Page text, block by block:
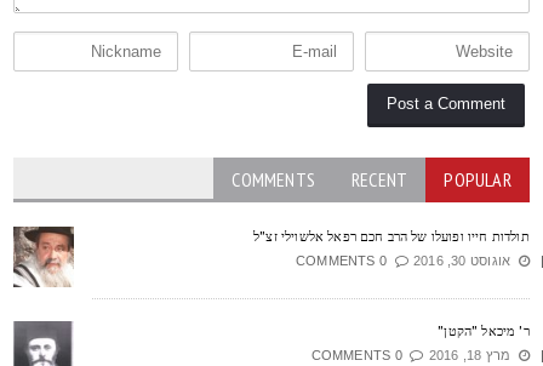
POPULAR
RECENT
COMMENTS
חייו ופועלו של הרב חכם רפאל אלשוילי זצ"ל
אוגוסט 30, 2016 0 COMMENTS
מיכאל "הקטן"
מרץ 18, 2016 0 COMMENTS